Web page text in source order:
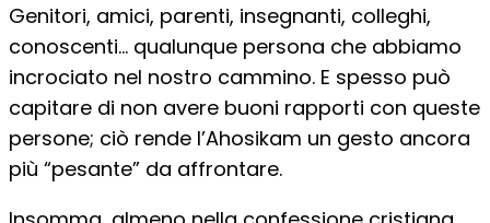
Genitori, amici, parenti, insegnanti, colleghi,
conoscenti… qualunque persona che abbiamo
incrociato nel nostro cammino. E spesso può
capitare di non avere buoni rapporti con queste
persone; ciò rende l’Ahosikam un gesto ancora
più “pesante” da affrontare.